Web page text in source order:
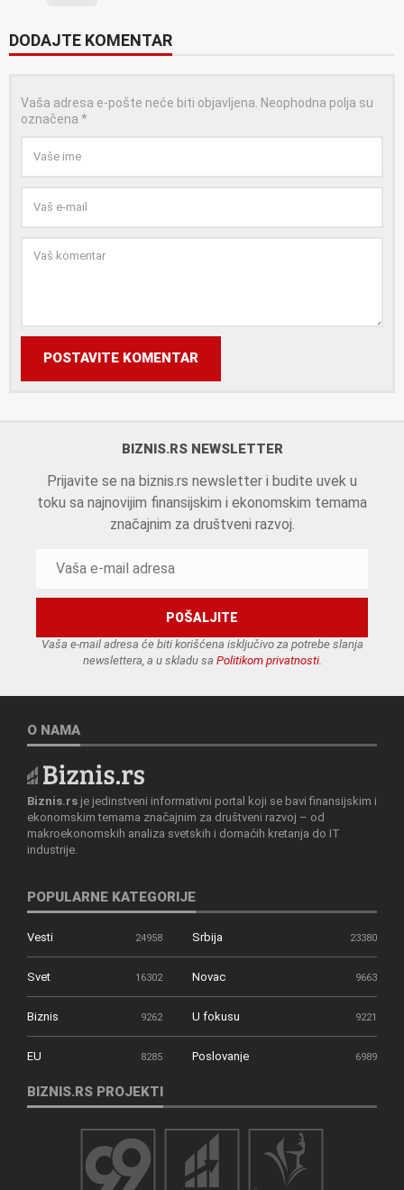
DODAJTE KOMENTAR
Vaša adresa e-pošte neće biti objavljena. Neophodna polja su
označena *
POSTAVITE KOMENTAR
BIZNIS.RS NEWSLETTER
Prijavite se na biznis.rs newsletter i budite uvek u
toku sa najnovijim finansijskim i ekonomskim temama
značajnim za društveni razvoj.
Vaša e-mail adresa će biti korišćena isključivo za potrebe slanja
newslettera, a u skladu sa Politikom privatnosti.
O NAMA
Biznis.rs je jedinstveni informativni portal koji se bavi finansijskim i
ekonomskim temama značajnim za društveni razvoj – od
makroekonomskih analiza svetskih i domaćih kretanja do IT
industrije.
POPULARNE KATEGORIJE
Vesti 24958 Srbija 23380
Svet 16302 Novac 9663
Biznis 9262 U fokusu 9221
EU 8285 Poslovanje 6989
BIZNIS.RS PROJEKTI